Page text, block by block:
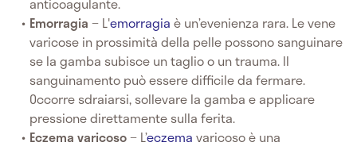
Emorragia− L'emorragia è un’evenienza rara. Le vene
varicose in prossimità della pelle possono sanguinare
se la gamba subisce un taglio o un trauma. Il
sanguinamento può essere difficile da fermare.
Occorre sdraiarsi, sollevare la gamba e applicare
pressione direttamente sulla ferita.
Eczema varicoso− L’eczema varicoso è una